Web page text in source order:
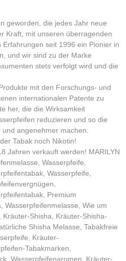
geworden, die jedes Jahr neue
Kraft, mit unseren überragenden
seit 1996 ein Pionier in
und wir sind zu der Marke
stets verfolgt wird und die
mit den Forschungs- und
internationalen Patente zu
her, die die Wirksamkeit
reduzieren und so die
angenehmer machen.
Tabak noch Nikotin!
Jahren verkauft werden! MARILYN
Wasserpfeife,
Wasserpfeife,
Premium
Wasserpfeifenmelasse, Wie um
Shisha, Kräuter-Shisha-
Shisha Melasse, Tabakfreie
Kräuter-
Tabakmarken,
Wasserpfeifenaromen, Kräuter-